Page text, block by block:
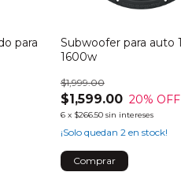
para
Subwoofer para auto
1600w
$1,599.00
$1,999.00
20% OFF
6 x $266.50 sin intereses
¡Solo quedan 2en stock!